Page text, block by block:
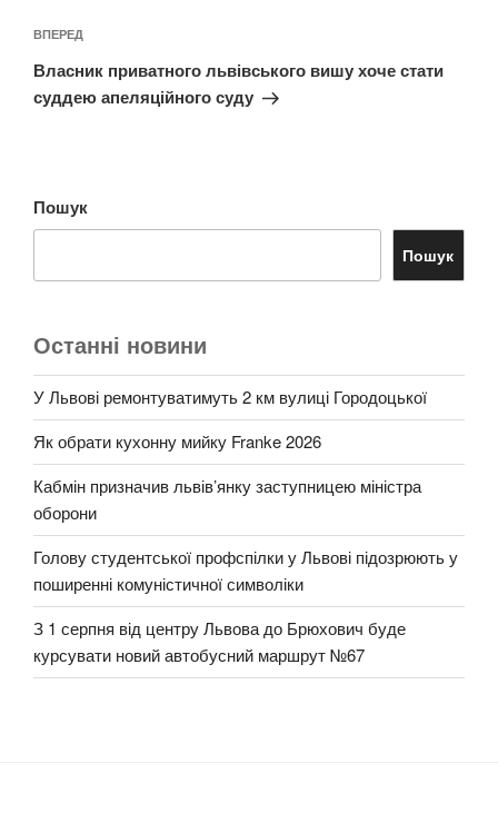
Наступний
запис
ВПЕРЕД
Власник приватного львівського вишу хоче стати
суддею апеляційного суду
Пошук
Пошук
Останні новини
У Львові ремонтуватимуть 2 км вулиці Городоцької
Як обрати кухонну мийку Franke 2026
Кабмін призначив львів’янку заступницею міністра
оборони
Голову студентської профспілки у Львові підозрюють у
поширенні комуністичної символіки
З 1 серпня від центру Львова до Брюхович буде
курсувати новий автобусний маршрут №67